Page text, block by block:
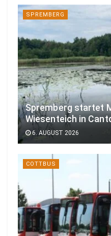
SPREMBERG
Spremberg startet
Wiesenteich in
6. AUGUST 2026
COTTBUS